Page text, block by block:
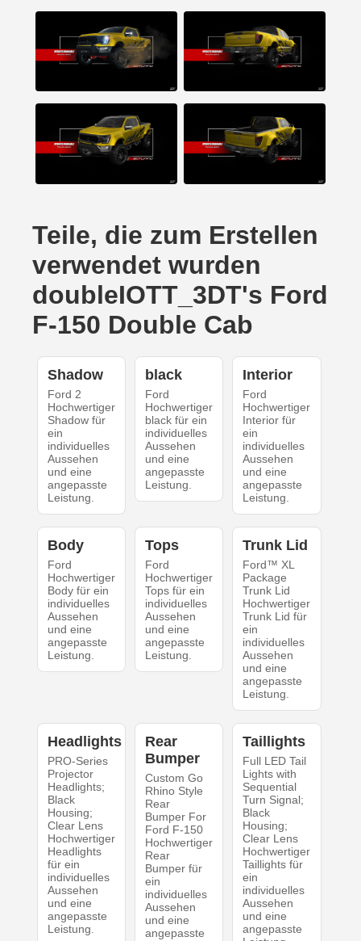
Teile, die zum Erstellen
verwendet wurden
doubleIOTT_3DT's Ford
F-150 Double Cab
Shadow
Ford 2
Hochwertiger
Shadow für
ein
individuelles
Aussehen
und eine
angepasste
Leistung.
black
Ford
Hochwertiger
black für ein
individuelles
Aussehen
und eine
angepasste
Leistung.
Interior
Ford
Hochwertiger
Interior für
ein
individuelles
Aussehen
und eine
angepasste
Leistung.
Body
Ford
Hochwertiger
Body für ein
individuelles
Aussehen
und eine
angepasste
Leistung.
Tops
Ford
Hochwertiger
Tops für ein
individuelles
Aussehen
und eine
angepasste
Leistung.
Trunk Lid
Ford™ XL
Package
Trunk Lid
Hochwertiger
Trunk Lid für
ein
individuelles
Aussehen
und eine
angepasste
Leistung.
Headlights
PRO-Series
Projector
Headlights;
Black
Housing;
Clear Lens
Hochwertiger
Headlights
für ein
individuelles
Aussehen
und eine
angepasste
Leistung.
Rear
Bumper
Custom Go
Rhino Style
Rear
Bumper For
Ford F-150
Hochwertiger
Rear
Bumper für
ein
individuelles
Aussehen
und eine
angepasste
Taillights
Full LED Tail
Lights with
Sequential
Turn Signal;
Black
Housing;
Clear Lens
Hochwertiger
Taillights für
ein
individuelles
Aussehen
und eine
angepasste